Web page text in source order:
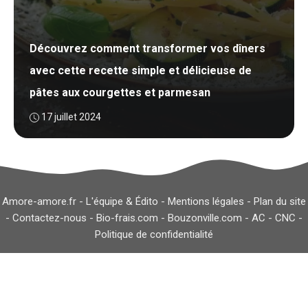
Découvrez comment transformer vos dîners
avec cette recette simple et délicieuse de
pâtes aux courgettes et parmesan
17 juillet 2024
Amore-amore.fr - L'équipe & Édito - Mentions légales - Plan du site
- Contactez-nous - Bio-frais.com - Bouzonville.com - AC - CNC -
Politique de confidentialité